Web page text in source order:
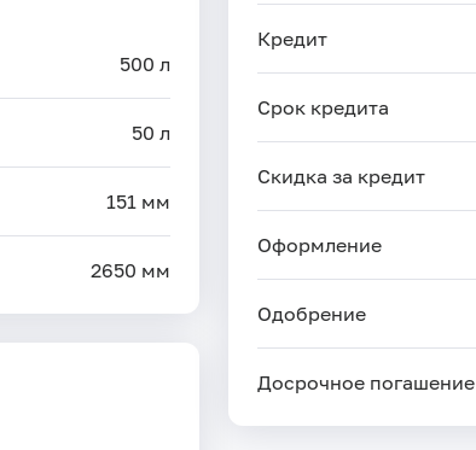
Кредит
Срок кредита
Скидка за кредит
Оформление
Одобрение
Досрочное погашение
500 л
50 л
151 мм
2650 мм